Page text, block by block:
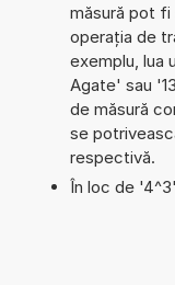
măsură pot fi
operația de
exemplu, lua
Agate' sau
de măsură
se
respectivă.
În loc de